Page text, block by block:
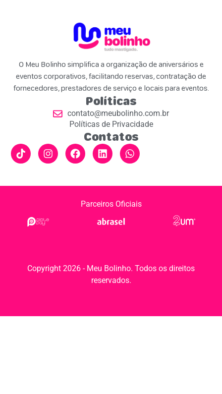
O Meu Bolinho simplifica a organização de aniversários e
eventos corporativos, facilitando reservas, contratação de
fornecedores, prestadores de serviço e locais para eventos.
Políticas
contato@meubolinho.com.br
Políticas de Privacidade
Contatos
Parceiros Oficiais
Copyright 2026 - Meu Bolinho. Todos os direitos
reservados.